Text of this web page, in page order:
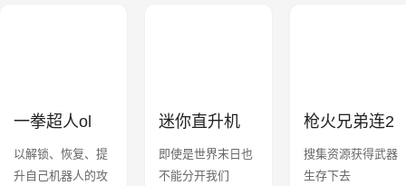
一拳超人ol
以解锁、恢复、提
升自己机器人的攻
迷你直升机
即使是世界末日也
不能分开我们
枪火兄弟连2
搜集资源获得武器
生存下去